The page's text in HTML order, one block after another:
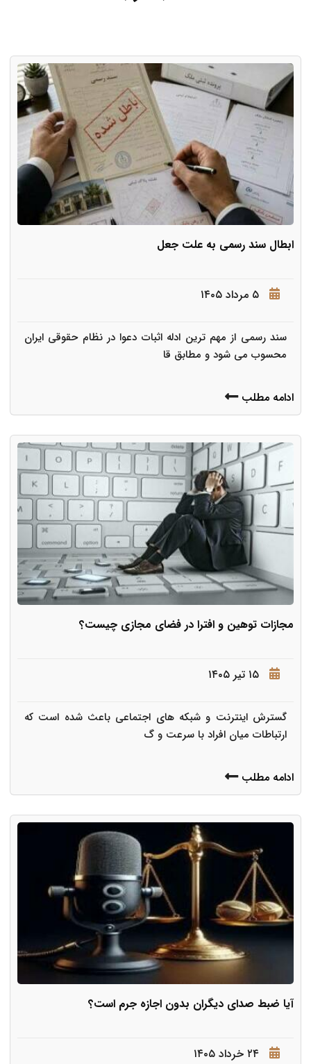
ابطال سند رسمی به علت جعل
۵ مرداد ۱۴۰۵
سند رسمی از مهم ترین ادله اثبات دعوا در نظام حقوقی ایران
محسوب می شود و مطابق قا
ادامه مطلب
مجازات توهین و افترا در فضای مجازی چیست؟
۱۵ تیر ۱۴۰۵
گسترش اینترنت و شبکه های اجتماعی باعث شده است که
ارتباطات میان افراد با سرعت و گ
ادامه مطلب
آیا ضبط صدای دیگران بدون اجازه جرم است؟
۲۴ خرداد ۱۴۰۵